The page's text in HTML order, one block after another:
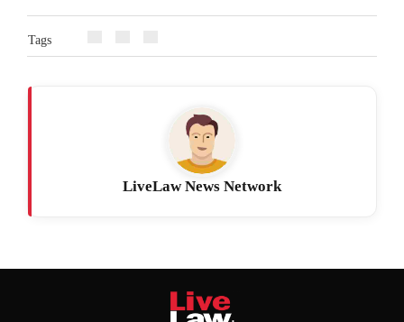
Tags
LiveLaw News Network